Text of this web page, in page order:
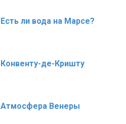
Есть ли вода на Марсе?
Конвенту-де-Кришту
Атмосфера Венеры